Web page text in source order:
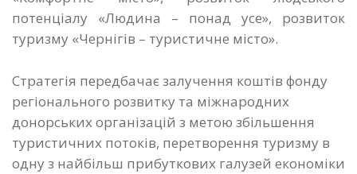
потенціалу «Людина – понад усе», розвиток
туризму «Чернігів – туристичне місто».
Стратегія передбачає залучення коштів фонду
регіонального розвитку та міжнародних
донорських організацій з метою збільшення
туристичних потоків, перетворення туризму в
одну з найбільш прибуткових галузей економіки